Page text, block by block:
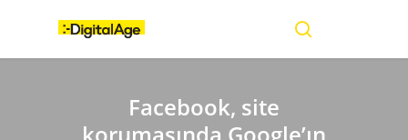
content
Facebook, site